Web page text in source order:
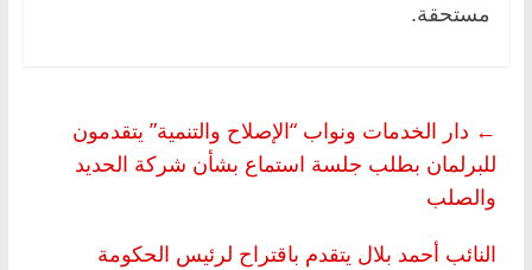
مستحقة.
← دار الخدمات ونواب “الإصلاح والتنمية” يتقدمون
للبرلمان بطلب جلسة استماع بشأن شركة الحديد
والصلب
النائب أحمد بلال يتقدم باقتراح لرئيس الحكومة